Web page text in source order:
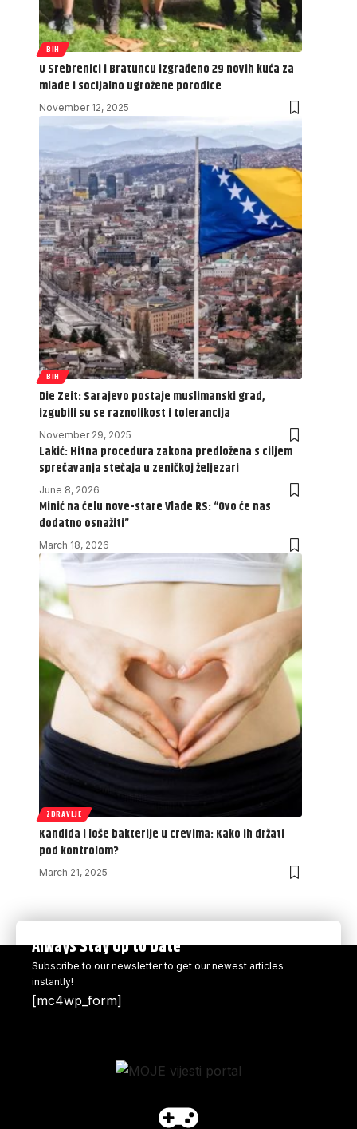
BIH
U Srebrenici i Bratuncu izgrađeno 29 novih kuća za
mlade i socijalno ugrožene porodice
November 12, 2025
BIH
Die Zeit: Sarajevo postaje muslimanski grad,
izgubili su se raznolikost i tolerancija
November 29, 2025
Lakić: Hitna procedura zakona predložena s ciljem
sprečavanja stečaja u zeničkoj željezari
June 8, 2026
Minić na čelu nove-stare Vlade RS: “Ovo će nas
dodatno osnažiti”
March 18, 2026
ZDRAVLJE
Kandida i loše bakterije u crevima: Kako ih držati
pod kontrolom?
March 21, 2025
Always Stay Up to Date
Subscribe to our newsletter to get our newest articles
instantly!
[mc4wp_form]